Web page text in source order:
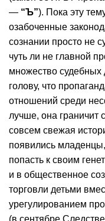
— “Ъ”). Пока эту
озабоченные
сознании просто не
чуть ли не главной
множество судебных
голову, что
отношений среди
лучше, она граничит
совсем свежая
появились
попасть к своим
и в общественное
торговли детьми
урегулированием
(в сентябре